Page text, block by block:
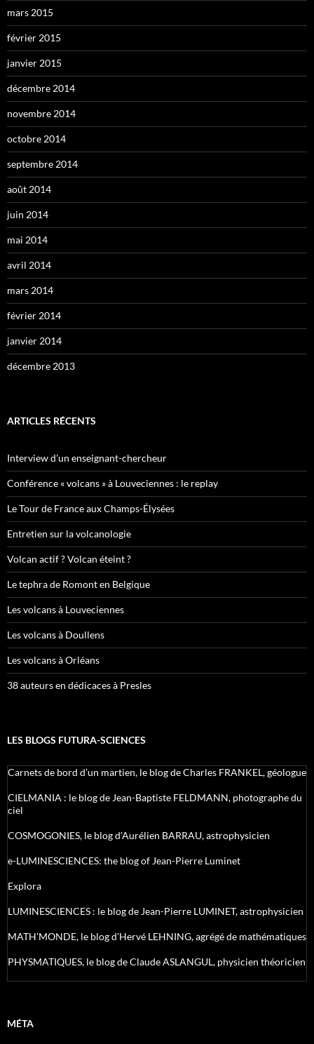
mars 2015
février 2015
janvier 2015
décembre 2014
novembre 2014
octobre 2014
septembre 2014
août 2014
juin 2014
mai 2014
avril 2014
mars 2014
février 2014
janvier 2014
décembre 2013
ARTICLES RÉCENTS
Interview d’un enseignant-chercheur
Conférence « volcans » à Louveciennes : le replay
Le Tour de France aux Champs-Élysées
Entretien sur la volcanologie
Volcan actif ? Volcan éteint ?
Le tephra de Romont en Belgique
Les volcans à Louveciennes
Les volcans à Doullens
Les volcans à Orléans
38 auteurs en dédicaces à Presles
LES BLOGS FUTURA-SCIENCES
Carnets de bord d’un martien, le blog de Charles FRANKEL, géologue
CIELMANIA : le blog de Jean-Baptiste FELDMANN, photographe du
ciel
COSMOGONIES, le blog d'Aurélien BARRAU, astrophysicien
e-LUMINESCIENCES: the blog of Jean-Pierre Luminet
Explora
LUMINESCIENCES : le blog de Jean-Pierre LUMINET, astrophysicien
MATH'MONDE, le blog d'Hervé LEHNING, agrégé de mathématiques
PHYSMATIQUES, le blog de Claude ASLANGUL, physicien théoricien
MÉTA